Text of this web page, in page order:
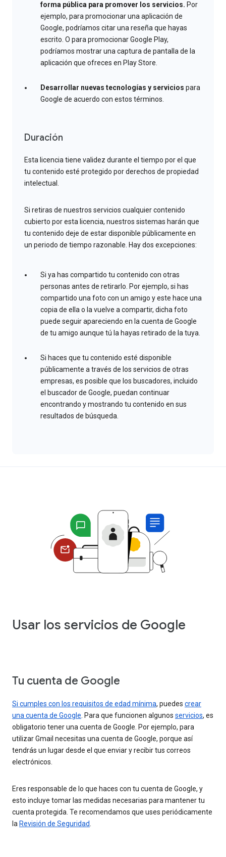
forma pública para promover los servicios. Por
ejemplo, para promocionar una aplicación de
Google, podríamos citar una reseña que hayas
escrito. O para promocionar Google Play,
podríamos mostrar una captura de pantalla de la
aplicación que ofreces en Play Store.
Desarrollar nuevas tecnologías y servicios para
Google de acuerdo con estos términos.
Duración
Esta licencia tiene validez durante el tiempo por el que
tu contenido esté protegido por derechos de propiedad
intelectual.
Si retiras de nuestros servicios cualquier contenido
cubierto por esta licencia, nuestros sistemas harán que
tu contenido deje de estar disponible públicamente en
un periodo de tiempo razonable. Hay dos excepciones:
Si ya has compartido tu contenido con otras
personas antes de retirarlo. Por ejemplo, si has
compartido una foto con un amigo y este hace una
copia de ella o la vuelve a compartir, dicha foto
puede seguir apareciendo en la cuenta de Google
de tu amigo aunque tú la hayas retirado de la tuya.
Si haces que tu contenido esté disponible
públicamente a través de los servicios de otras
empresas, es posible que los buscadores, incluido
el buscador de Google, puedan continuar
encontrando y mostrando tu contenido en sus
resultados de búsqueda.
Usar los servicios de Google
Tu cuenta de Google
Si cumples con los requisitos de edad mínima, puedes crear
una cuenta de Google. Para que funcionen algunos servicios, es
obligatorio tener una cuenta de Google. Por ejemplo, para
utilizar Gmail necesitas una cuenta de Google, porque así
tendrás un lugar desde el que enviar y recibir tus correos
electrónicos.
Eres responsable de lo que haces con tu cuenta de Google, y
esto incluye tomar las medidas necesarias para mantener tu
cuenta protegida. Te recomendamos que uses periódicamente
la Revisión de Seguridad.